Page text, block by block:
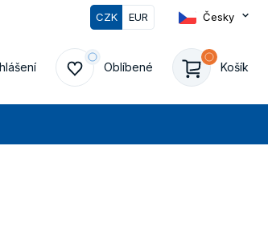
CZK EUR Česky
Oblíbené Košík